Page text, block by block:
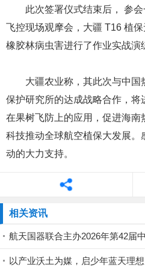
此次签署仪式结束后， 参
飞控现场观摩会，大疆 T16 植保
橡胶林病虫害进行了作业实战演
大疆农业称，其此次与中
保护研究所的达成战略合作，
在果树飞防上的应用，促进海南
科技推动全球航空植保大发展
动的大力支持。
相关资讯
航天国器联合主办2026年第42届